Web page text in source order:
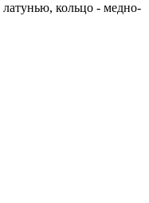
кольцо - медно-